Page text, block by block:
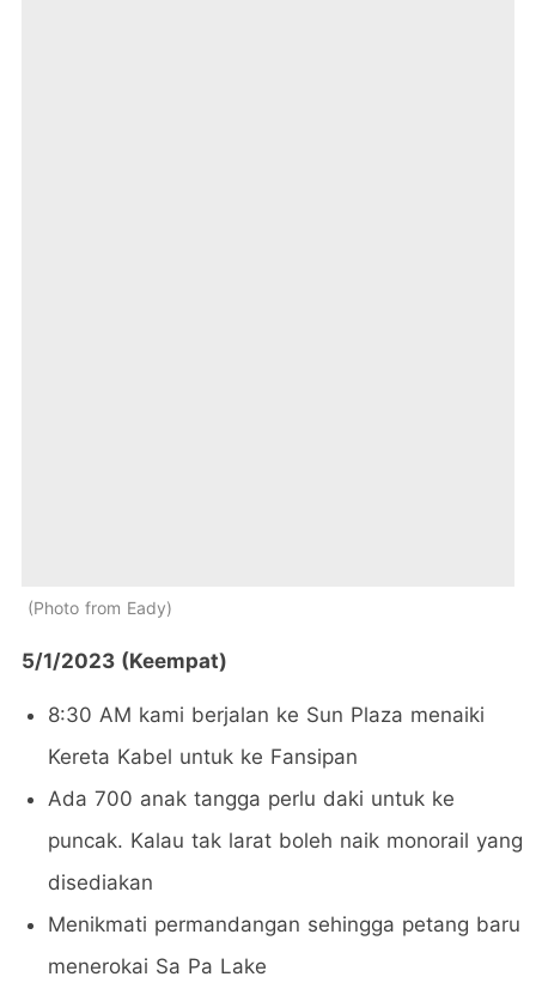
Photo from Eady
5/1/2023 (Keempat)
8:30 AM kami berjalan ke Sun Plaza menaiki
Kereta Kabel untuk ke Fansipan
Ada 700 anak tangga perlu daki untuk ke
puncak. Kalau tak larat boleh naik monorail yang
disediakan
Menikmati permandangan sehingga petang baru
menerokai Sa Pa Lake